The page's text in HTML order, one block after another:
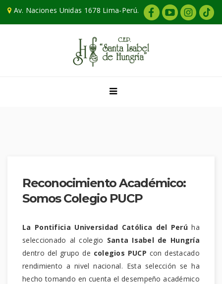
Av. Naciones Unidas 1678 Lima-Perú.
Reconocimiento Académico:
Somos Colegio PUCP
La Pontificia Universidad Católica del Perúha
seleccionado al colegio Santa Isabel de Hungría
dentro del grupo de colegios PUCP con destacado
rendimiento a nivel nacional. Esta selección se ha
hecho tomando en cuenta el desempeño académico